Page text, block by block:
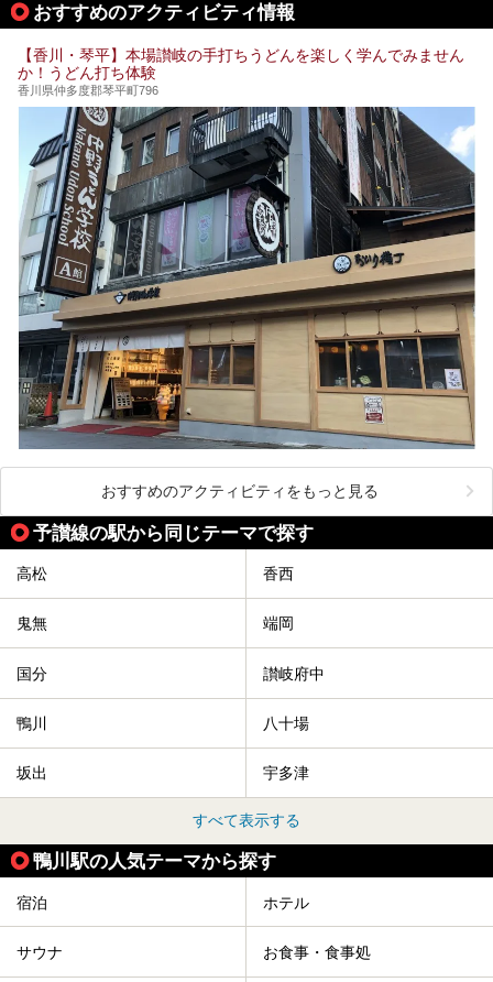
表する３つの大人気温泉をご紹介します。
ュー！お楽しみに。
おすすめのアクティビティ情報
【香川・琴平】本場讃岐の手打ちうどんを楽しく学んでみません
か！うどん打ち体験
香川県仲多度郡琴平町796
おすすめのアクティビティをもっと見る
予讃線の駅から同じテーマで探す
高松 香西
鬼無 端岡
国分 讃岐府中
鴨川 八十場
坂出 宇多津
すべて表示する
鴨川駅の人気テーマから探す
宿泊 ホテル
サウナ お食事・食事処